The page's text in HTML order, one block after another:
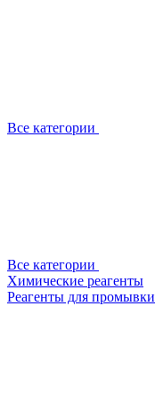
Все категории
Все категории
Химические реагенты
Реагенты для промывки